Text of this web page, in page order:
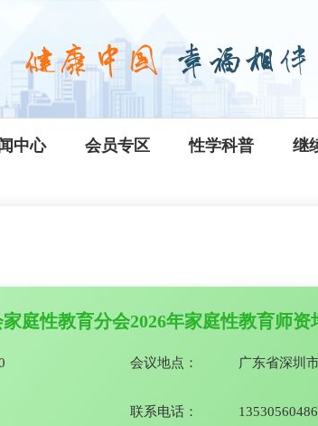
中心 会员专区 性学科普 继
庭性教育分会2026年家庭性教育师资
会议地点： 广东省深圳
联系电话： 13530560486